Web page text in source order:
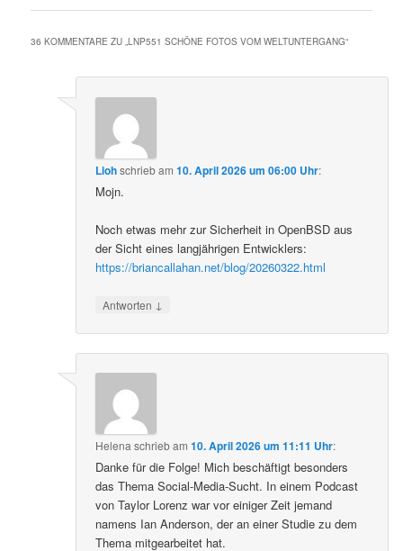
36 KOMMENTARE ZU „LNP551 SCHÖNE FOTOS VOM WELTUNTERGANG“
Liohschriebam10. April 2026 um 06:00 Uhr:
Mojn.
Noch etwas mehr zur Sicherheit in OpenBSD aus
der Sicht eines langjährigen Entwicklers:
https://briancallahan.net/blog/20260322.html
Antworten ↓
Helena schriebam10. April 2026 um 11:11 Uhr:
Danke für die Folge! Mich beschäftigt besonders
das Thema Social-Media-Sucht. In einem Podcast
von Taylor Lorenz war vor einiger Zeit jemand
namens Ian Anderson, der an einer Studie zu dem
Thema mitgearbeitet hat.